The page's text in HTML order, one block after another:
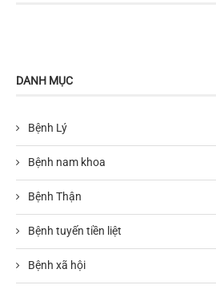
DANH MỤC
Bệnh Lý
Bệnh nam khoa
Bệnh Thận
Bệnh tuyến tiền liệt
Bệnh xã hội